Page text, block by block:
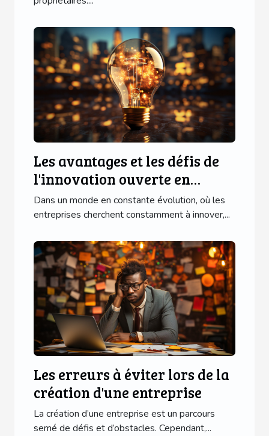
Les avantages et les défis de
l'innovation ouverte en
entreprise
Dans un monde en constante évolution, où les
entreprises cherchent constamment à innover,...
Les erreurs à éviter lors de la
création d'une entreprise
La création d’une entreprise est un parcours
semé de défis et d’obstacles. Cependant,...